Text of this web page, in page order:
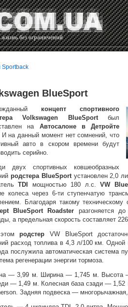
без ограничений
Sportback
BlueSport
концепт спортивного
Volkswagen BlueSportбыл
на Автосалоне в Детройте
И на данный момент нет сомнений, что
авто в скором времени будут
серийно.
двух спортивных ковшеобразных
родстера BlueSport установлен 2,0
TDI мощностью 180 л.с. VW
колеса через 6-ти ступенчатую
Благодаря такому
BlueSport Roadster разгоняется
а предельная скорость составляет
родстер VW BlueSport
расход топлива в 4,3 л/100 км. Одной
послужила автоматическая система
регенерации энергии тормоза.
— 3,99 м. Ширина — 1,745 м. Высота
— 1,49 м. Колесная база сзади —
Задняя подвеска —